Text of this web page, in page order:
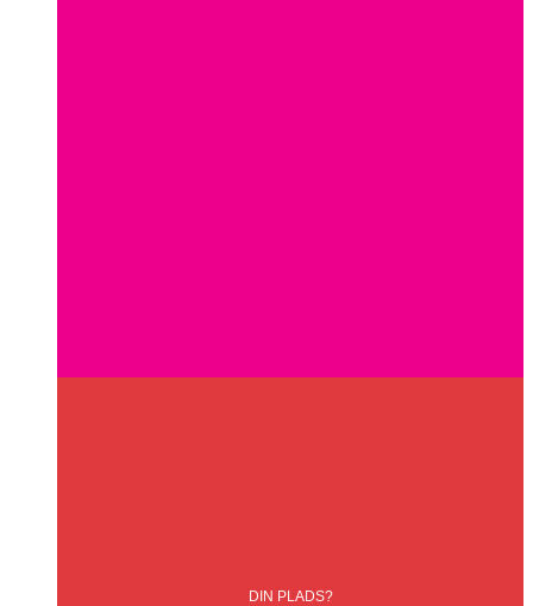
DIN PLADS?